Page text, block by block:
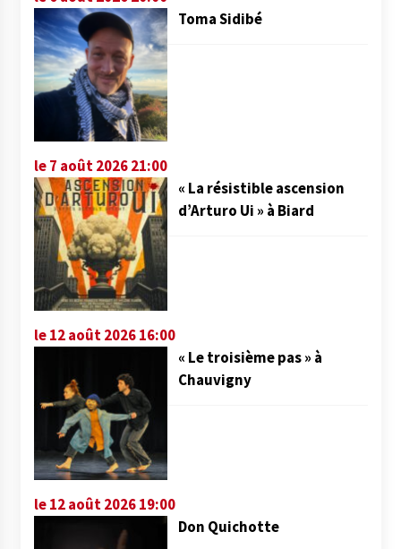
Toma Sidibé
le 7 août 2026 21:00
« La résistible ascension
d’Arturo Ui » à Biard
le 12 août 2026 16:00
« Le troisième pas » à
Chauvigny
le 12 août 2026 19:00
Don Quichotte